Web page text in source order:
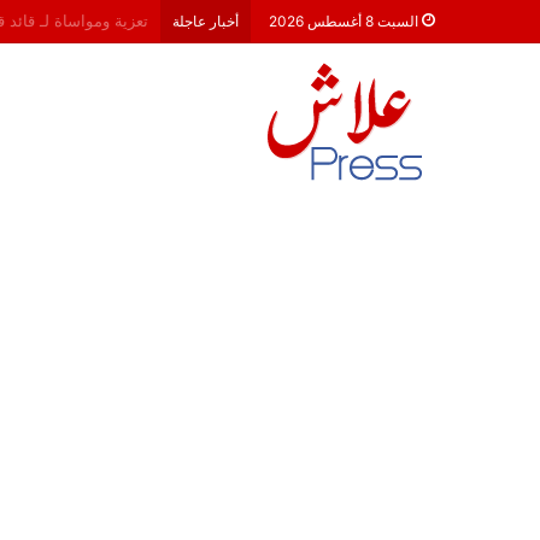
السبت 8 أغسطس 2026 أخبار عاجلة هشام جناح: من تألق